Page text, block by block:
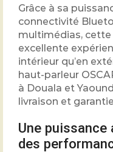
Grâce à sa
connectivité
multimédias,
excellente
intérieur qu’en
haut-parleur
à Douala et
livraison et
Une puissance
des